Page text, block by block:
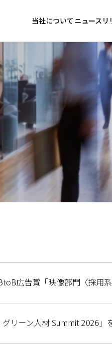
当社について
代表メッセージ
経営理念
グループ リスク管理方針
コンプライアンスの推進
グループサステナビリ
ニュースリ
ニュース
トピック
広告賞「映像部門〈採用
グリーン人材 Summit 2026